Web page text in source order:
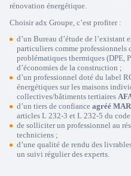
rénovation énergétique.
Choisir adx Groupe, c’est profiter :
d’un Bureau d’étude de l’existant
particuliers comme professionnels
problématiques thermiques (DPE,
d’économies de la construction ;
d’un professionnel doté du label
énergétiques sur les maisons
collectives/bâtiments tertiaires
d’un tiers de confiance agréé
articles L 232-3 et L 232-5 du code
de solliciter un professionnel au
techniciens ;
d’une qualité de rendu des
un suivi régulier des experts.